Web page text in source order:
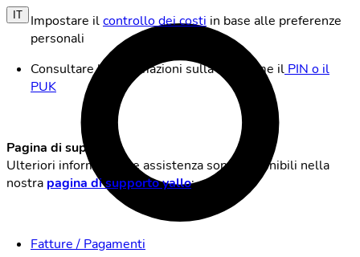
IT
Impostare ilcontrollo dei costi in base alle preferenze
personali
Consultare le informazioni sulla SIM come il PIN o il
PUK
Pagina di supporto
Ulteriori informazioni e assistenza sono disponibili nella
nostra pagina di supporto yallo:
Fatture / Pagamenti